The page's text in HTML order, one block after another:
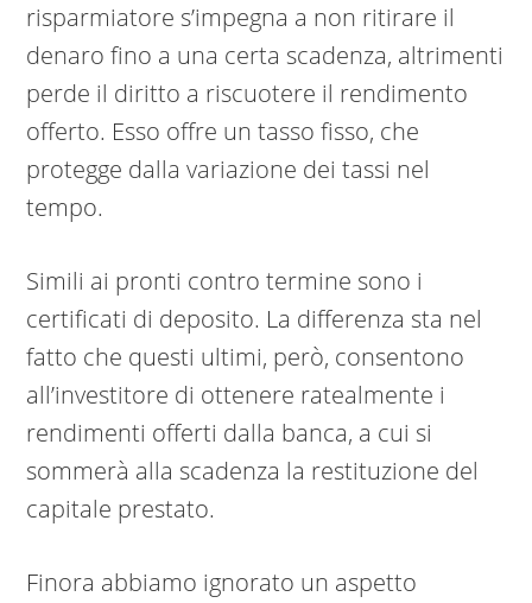
risparmiatore s’impegna a non ritirare il
denaro fino a una certa scadenza, altrimenti
perde il diritto a riscuotere il rendimento
offerto. Esso offre un tasso fisso, che
protegge dalla variazione dei tassi nel
tempo.
Simili ai pronti contro termine sono i
certificati di deposito. La differenza sta nel
fatto che questi ultimi, però, consentono
all’investitore di ottenere ratealmente i
rendimenti offerti dalla banca, a cui si
sommerà alla scadenza la restituzione del
capitale prestato.
Finora abbiamo ignorato un aspetto